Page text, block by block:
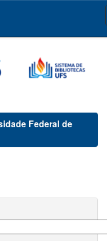
Federal de